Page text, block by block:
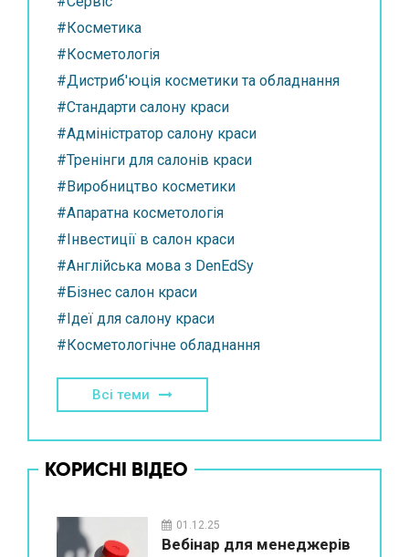
#Косметика
#Косметологія
#Дистриб'юція косметики та обладнання
#Стандарти салону краси
#Адміністратор салону краси
#Тренінги для салонів краси
#Виробництво косметики
#Апаратна косметологія
#Інвестиції в салон краси
#Англійська мова з DenEdSy
#Бізнес салон краси
#Ідеї для салону краси
#Косметологічне обладнання
Всі теми
КОРИСНІ ВІДЕО
01.12.25
Вебінар для менеджерів